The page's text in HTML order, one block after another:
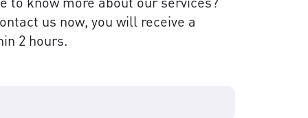
us now, you will receive a
2 hours.